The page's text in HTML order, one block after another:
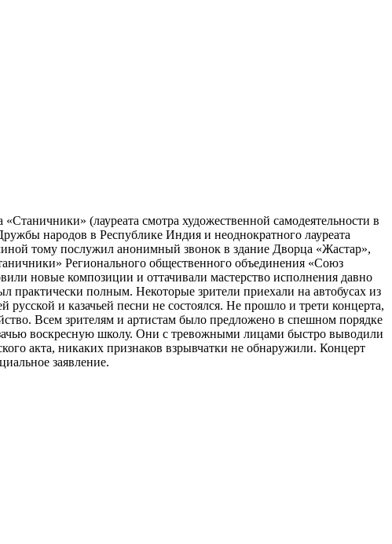
(лауреата смотра художественной самодеятельности в
народов в Республике Индия и неоднократного лауреата
тому послужил анонимный звонок в здание Дворца «Жастар»,
Регионального общественного объединения «Союз
новые композиции и оттачивали мастерство исполнения давно
полным. Некоторые зрители приехали на автобусах из
и казачьей песни не состоялся. Не прошло и трети концерта,
Всем зрителям и артистам было предложено в спешном порядке
воскресную школу. Они с тревожными лицами быстро выводили
акта, никаких признаков взрывчатки не обнаружили. Концерт
заявление.